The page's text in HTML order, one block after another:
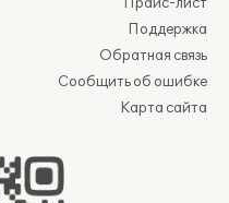
Поддержка
Обратная связь
Сообщить об ошибке
Карта сайта